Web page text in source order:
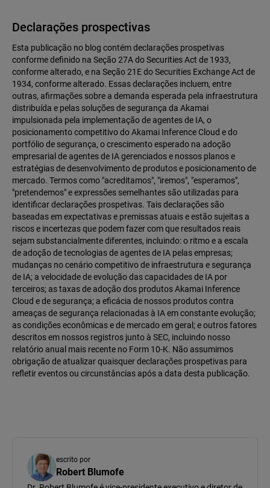
Declarações prospectivas
Esta publicação no blog contém declarações prospetivas
conforme definido na Seção 27A do Securities Act de 1933,
conforme alterado, e na Seção 21E do Securities Exchange Act de
1934, conforme alterado. Essas declarações incluem, entre
outras, afirmações sobre a demanda esperada pela infraestrutura
distribuída e pelas soluções de segurança da Akamai
impulsionada pela implementação de agentes de IA, o
posicionamento competitivo do Akamai Inference Cloud e do
portfólio de segurança, o crescimento esperado na adoção
empresarial de agentes de IA gerenciados e nossos planos e
estratégias de desenvolvimento de produtos e posicionamento de
mercado. Termos como "acreditamos", "iremos", "esperamos",
"pretendemos" e expressões semelhantes são utilizadas para
identificar declarações prospetivas. Tais declarações são
baseadas em expectativas e premissas atuais e estão sujeitas a
riscos e incertezas que podem fazer com que resultados reais
sejam substancialmente diferentes, incluindo: o ritmo e a escala
de adoção de tecnologias de agentes de IA pelas empresas;
mudanças no cenário competitivo de infraestrutura e segurança
de IA; a velocidade de evolução das capacidades de IA por
terceiros; as taxas de adoção dos produtos Akamai Inference
Cloud e de segurança; a eficácia de nossos produtos contra
ameaças de segurança relacionadas à IA em constante evolução;
as condições econômicas e de mercado em geral; e outros fatores
descritos em nossos registros junto à SEC, incluindo nosso
relatório anual mais recente no Form 10-K. Não assumimos
obrigação de atualizar quaisquer declarações prospetivas para
refletir eventos ou circunstâncias após a data desta publicação.
escrito por
Robert Blumofe